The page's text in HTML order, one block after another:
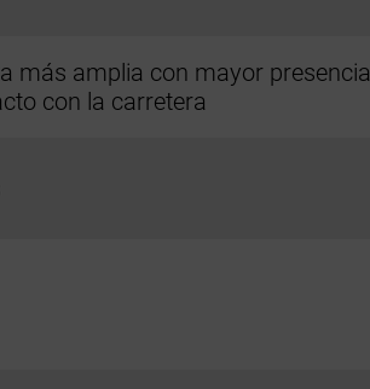
más amplia con mayor presencia
con la carretera